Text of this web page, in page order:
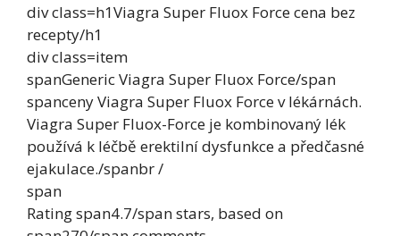
div class=h1Viagra Super Fluox Force cena bez
recepty/h1
div class=item
spanGeneric Viagra Super Fluox Force/span
spanceny Viagra Super Fluox Force v lékárnách.
Viagra Super Fluox-Force je kombinovaný lék
používá k léčbě erektilní dysfunkce a předčasné
ejakulace./spanbr /
span
Rating span4.7/span stars, based on